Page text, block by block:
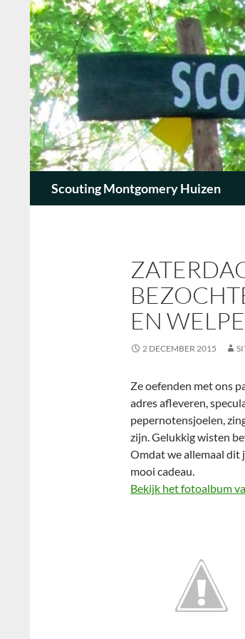
Scouting Montgomery Huizen
EN
2 DECEMBER 2015
Ze oefenden met ons
adres afleveren,
pepernotensjoelen,
zijn. Gelukkig wisten
Omdat we allemaal dit
mooi cadeau.
Bekijk het fotoalbum